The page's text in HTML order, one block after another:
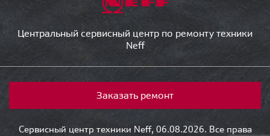
Центральный сервисный центр по ремонту техники
Neff
Заказать ремонт
Сервисный центр техники Neff, 06.08.2026. Все права